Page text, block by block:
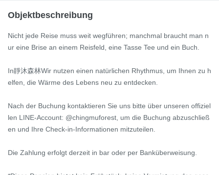
Objektbeschreibung
Nicht jede Reise muss weit wegführen; manchmal braucht man n
ur eine Brise an einem Reisfeld, eine Tasse Tee und ein Buch.
In靜沐森林Wir nutzen einen natürlichen Rhythmus, um Ihnen zu h
elfen, die Wärme des Lebens neu zu entdecken.
Nach der Buchung kontaktieren Sie uns bitte über unseren offiziel
len LINE-Account: @chingmuforest, um die Buchung abzuschließ
en und Ihre Check-in-Informationen mitzuteilen.
Die Zahlung erfolgt derzeit in bar oder per Banküberweisung.